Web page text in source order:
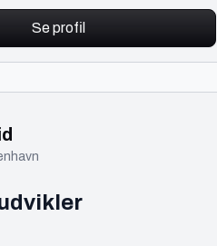
:)
Se profil